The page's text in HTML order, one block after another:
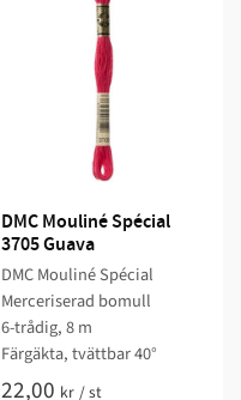
DMC Mouliné Spécial
3705 Guava
DMC Mouliné Spécial
Merceriserad bomull
6-trådig, 8 m
Färgäkta, tvättbar 40°
22,00 kr /st